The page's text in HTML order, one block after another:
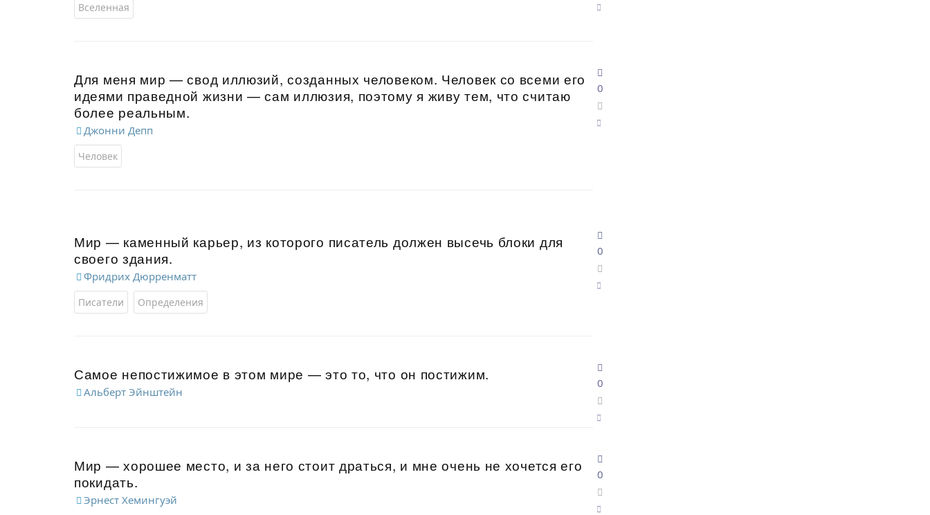
Вселенная
Для меня мир — свод иллюзий, созданных человеком. Человек со всеми его
идеями праведной жизни — сам иллюзия, поэтому я живу тем, что считаю
более реальным.
Джонни Депп
Человек
0
Мир — каменный карьер, из которого писатель должен высечь блоки для
своего здания.
Фридрих Дюрренматт
Писатели Определения
0
Самое непостижимое в этом мире — это то, что он постижим.
Альберт Эйнштейн
0
Мир — хорошее место, и за него стоит драться, и мне очень не хочется его
покидать.
Эрнест Хемингуэй
0